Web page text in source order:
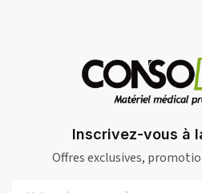
Inscrivez-vous à
Offres exclusives,